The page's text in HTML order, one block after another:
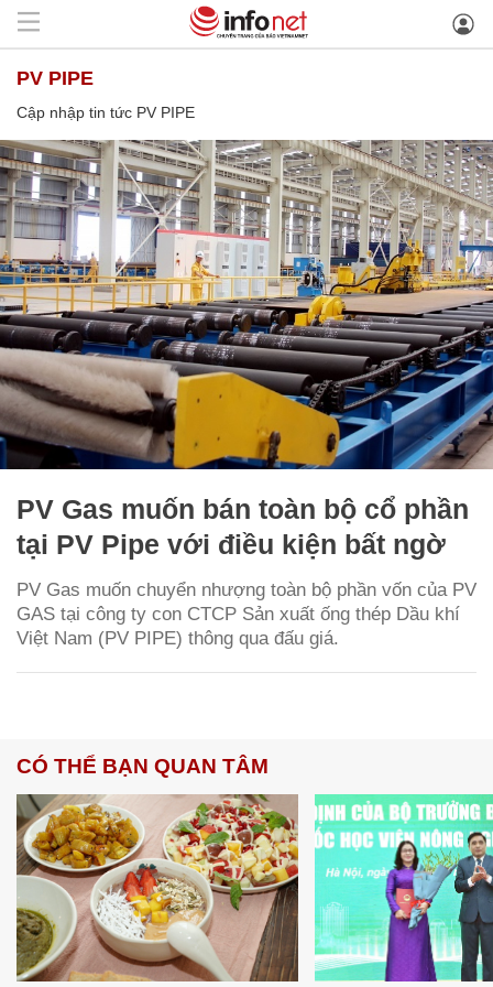
PV PIPE
Cập nhập tin tức PV PIPE
PV Gas muốn bán toàn bộ cổ phần
tại PV Pipe với điều kiện bất ngờ
PV Gas muốn chuyển nhượng toàn bộ phần vốn của PV
GAS tại công ty con CTCP Sản xuất ống thép Dầu khí
Việt Nam (PV PIPE) thông qua đấu giá.
CÓ THỂ BẠN QUAN TÂM